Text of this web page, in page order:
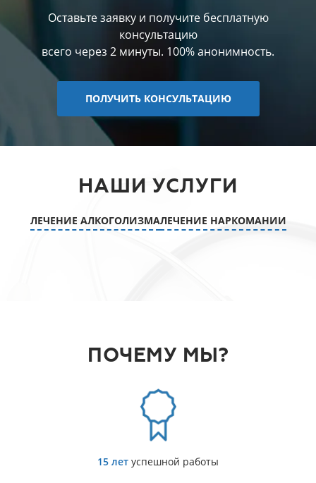
Оставьте заявку и получите бесплатную
консультацию
всего через 2 минуты. 100% анонимность.
ПОЛУЧИТЬ КОНСУЛЬТАЦИЮ
НАШИ УСЛУГИ
ЛЕЧЕНИЕ АЛКОГОЛИЗМАЛЕЧЕНИЕ НАРКОМАНИИ
ПОЧЕМУ МЫ?
15 лет успешной работы